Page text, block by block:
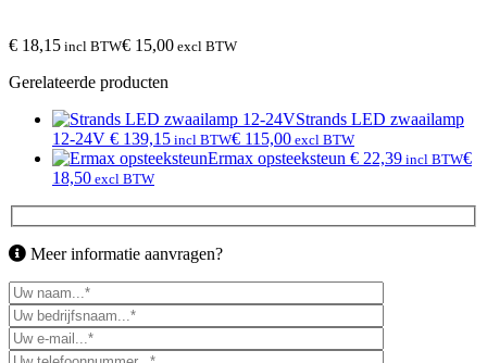
€ 18,15 incl BTW€ 15,00 excl BTW
Gerelateerde producten
Strands LED zwaailamp
12-24V € 139,15 incl BTW€ 115,00 excl BTW
Ermax opsteeksteun € 22,39 incl BTW€
18,50 excl BTW
Meer informatie aanvragen?